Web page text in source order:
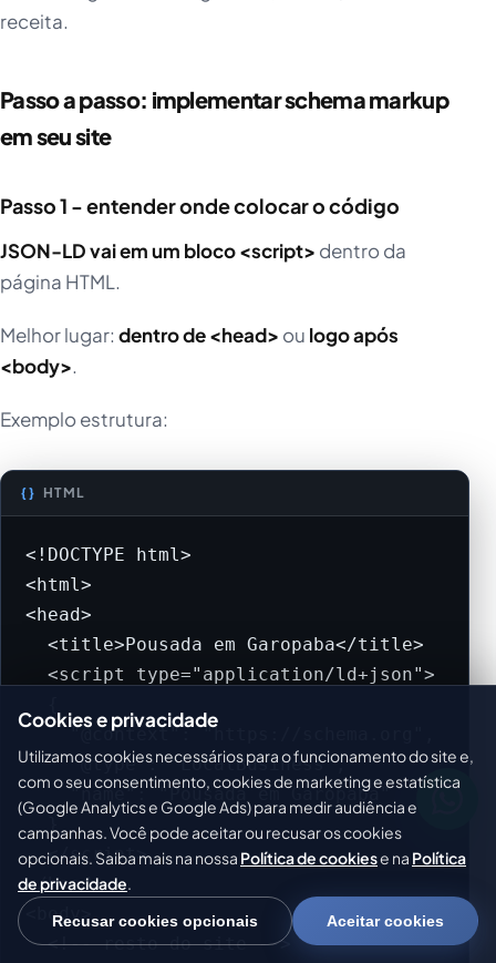
receita.
Passo a passo: implementar schema markup
em seu site
Passo 1 - entender onde colocar o código
JSON-LD vai em um bloco <script> dentro da
página HTML.
Melhor lugar: dentro de <head> ou logo após
<body>.
Exemplo estrutura:
HTML
<!DOCTYPE html>
<html>
<head>
  <title>Pousada em Garopaba</title>
  <script type="application/ld+json">
    "@context": "https://schema.org",
    "@type": "LocalBusiness",
    "name": "Pousada em Garopaba"
  </script>
</head>
<body>
  <!-- resto do site -->
Cookies e privacidade
Utilizamos cookies necessários para o funcionamento do site e,
com o seu consentimento, cookies de marketing e estatística
(Google Analytics e Google Ads) para medir audiência e
campanhas. Você pode aceitar ou recusar os cookies
opcionais. Saiba mais na nossa Política de cookiese na Política
de privacidade.
Recusar cookies opcionais Aceitar cookies